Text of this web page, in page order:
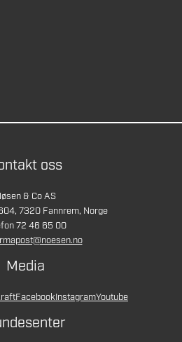
oss
& Co AS
7320 Fannrem, Norge
72 46 65 00
Media
FacebookInstagramYoutube